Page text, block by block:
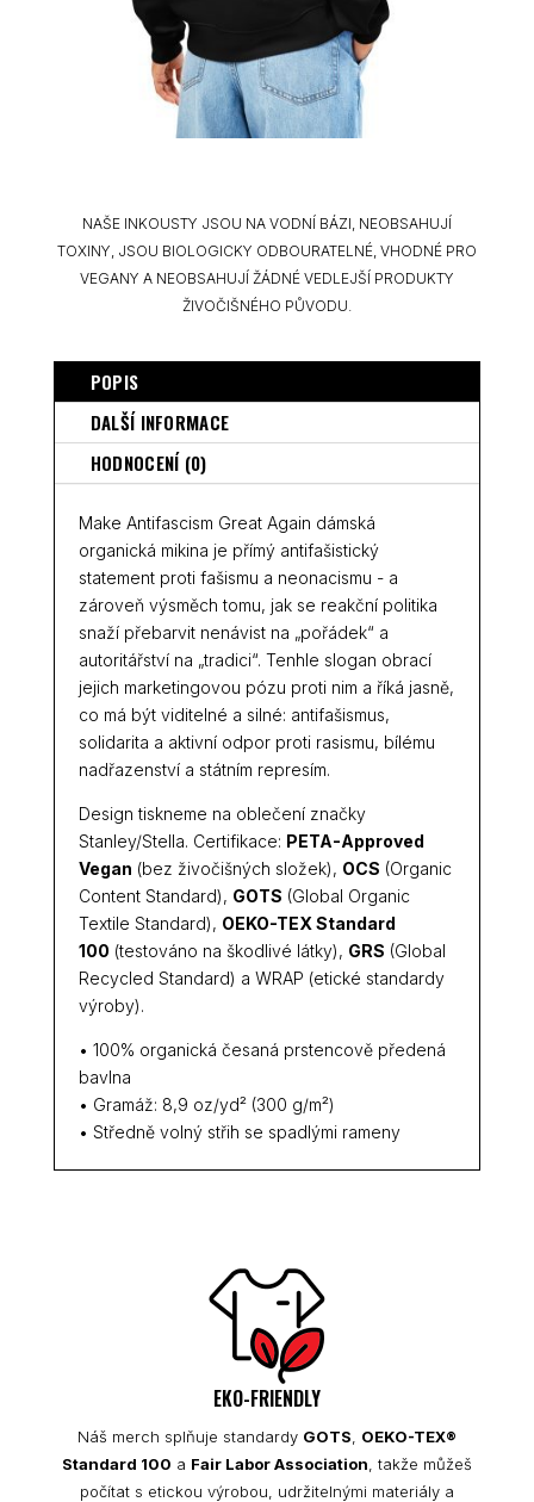
NAŠE INKOUSTY JSOU NA VODNÍ BÁZI, NEOBSAHUJÍ
TOXINY, JSOU BIOLOGICKY ODBOURATELNÉ, VHODNÉ PRO
VEGANY A NEOBSAHUJÍ ŽÁDNÉ VEDLEJŠÍ PRODUKTY
ŽIVOČIŠNÉHO PŮVODU.
POPIS
DALŠÍ INFORMACE
HODNOCENÍ (0)
Make Antifascism Great Again dámská
organická mikina je přímý antifašistický
statement proti fašismu a neonacismu - a
zároveň výsměch tomu, jak se reakční politika
snaží přebarvit nenávist na „pořádek“ a
autoritářství na „tradici“. Tenhle slogan obrací
jejich marketingovou pózu proti nim a říká jasně,
co má být viditelné a silné: antifašismus,
solidarita a aktivní odpor proti rasismu, bílému
nadřazenství a státním represím.
Design tiskneme na oblečení značky
Stanley/Stella. Certifikace: PETA-Approved
Vegan (bez živočišných složek), OCS (Organic
Content Standard), GOTS (Global Organic
Textile Standard), OEKO-TEX Standard
100 (testováno na škodlivé látky), GRS (Global
Recycled Standard) a WRAP (etické standardy
výroby).
• 100% organická česaná prstencově předená
bavlna
• Gramáž: 8,9 oz/yd² (300 g/m²)
• Středně volný střih se spadlými rameny
EKO-FRIENDLY
Náš merch splňuje standardy GOTS
OEKO-TEX®
Standard 100 a Fair Labor Association , takže můžeš
počítat s etickou výrobou, udržitelnými materiály a